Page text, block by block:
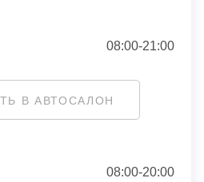
08:00-21:00
В АВТОСАЛОН
08:00-20:00